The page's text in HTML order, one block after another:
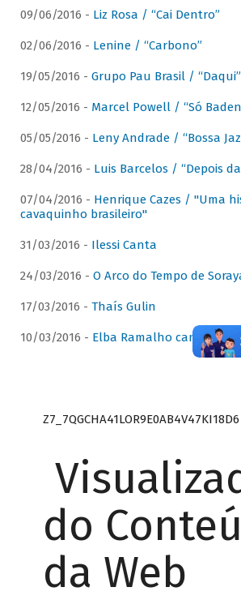
09/06/2016 - Liz Rosa / “Cai Dentro”
02/06/2016 - Lenine / “Carbono”
19/05/2016 - Grupo Pau Brasil / “Daqui”
12/05/2016 - Marcel Powell / “Só
05/05/2016 - Leny Andrade / “Bossa
28/04/2016 - Luis Barcelos / “Depois
07/04/2016 - Henrique Cazes / "Uma
cavaquinho brasileiro"
31/03/2016 - Ilessi Canta
24/03/2016 - O Arco do Tempo de
17/03/2016 - Thaís Gulin
10/03/2016 - Elba Ramalho canta
Z7_7QGCHA41LOR9E0AB4V47KI18D6
do
da Web